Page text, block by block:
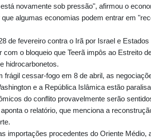
mortos na Síria
gestão nos primeiros
Bolívia
é anunciado pelo Boca
novamente sob pressão", afirmou o
algumas economias podem entrar em
de fevereiro contra o Irã por Israel e
com o bloqueio que Teerã impôs ao Estreito
hidrocarbonetos.
frágil cessar-fogo em 8 de abril, as
e a República Islâmica estão
do conflito provavelmente serão
o relatório, que menciona a
importações procedentes do Oriente